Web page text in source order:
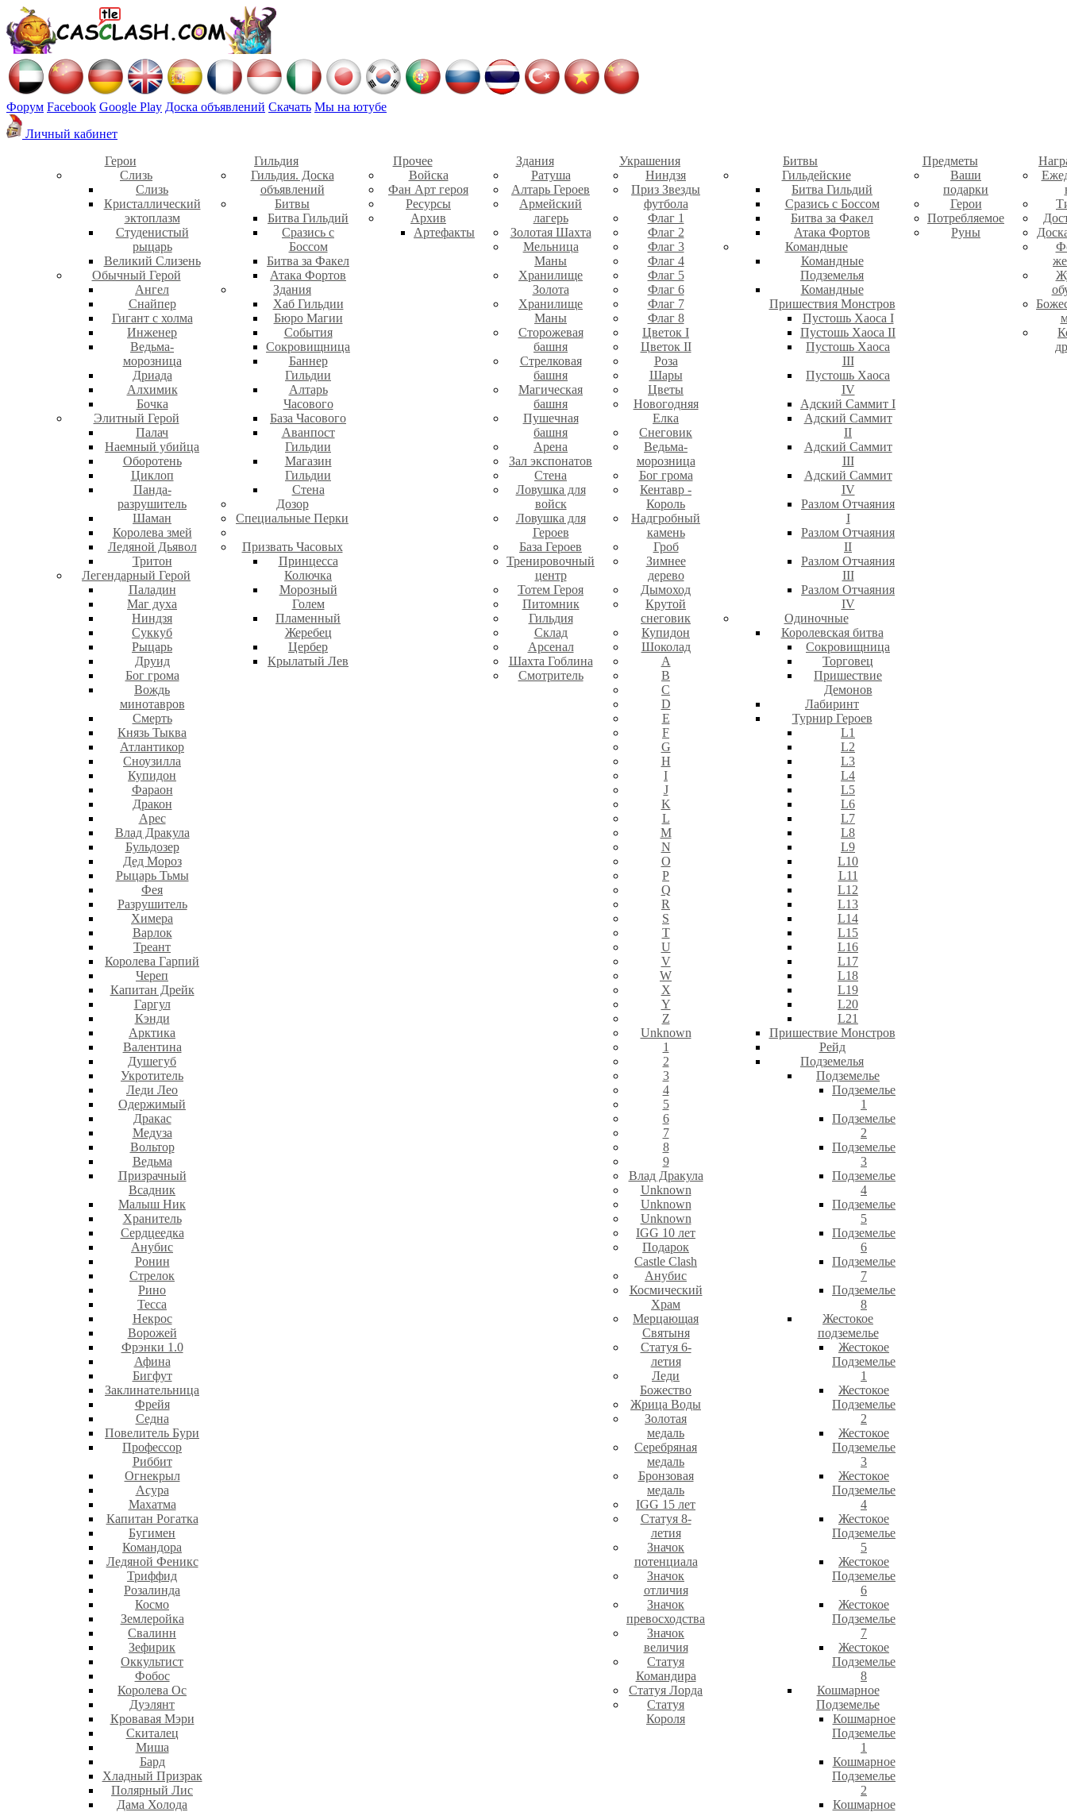
Форум Facebook Google Play Доска объявлений Скачать Мы на ютубе
Личный кабинет
Герои
Слизь
Слизь
Кристаллический
эктоплазм
Студенистый
рыцарь
Великий Слизень
Обычный Герой
Ангел
Снайпер
Гигант с холма
Инженер
Ведьма-
морозница
Дриада
Алхимик
Бочка
Элитный Герой
Палач
Наемный убийца
Оборотень
Циклоп
Панда-
разрушитель
Шаман
Королева змей
Ледяной Дьявол
Тритон
Легендарный Герой
Паладин
Маг духа
Ниндзя
Суккуб
Рыцарь
Друид
Бог грома
Вождь
минотавров
Смерть
Князь Тыква
Атлантикор
Сноузилла
Купидон
Фараон
Дракон
Арес
Влад Дракула
Бульдозер
Дед Мороз
Рыцарь Тьмы
Фея
Разрушитель
Химера
Варлок
Треант
Королева Гарпий
Череп
Капитан Дрейк
Гаргул
Кэнди
Арктика
Валентина
Душегуб
Укротитель
Леди Лео
Одержимый
Дракас
Медуза
Вольтор
Ведьма
Призрачный
Всадник
Малыш Ник
Хранитель
Сердцеедка
Анубис
Ронин
Стрелок
Рино
Тесса
Некрос
Ворожей
Фрэнки 1.0
Афина
Бигфут
Заклинательница
Фрейя
Седна
Повелитель Бури
Профеcсор
Риббит
Огнекрыл
Асура
Махатма
Капитан Рогатка
Бугимен
Командора
Ледяной Феникс
Триффид
Розалинда
Космо
Землеройка
Свалинн
Зефирик
Оккультист
Фобос
Королева Ос
Дуэлянт
Кровавая Мэри
Скиталец
Миша
Бард
Хладный Призрак
Полярный Лис
Дама Холода
Гильдия
Гильдия. Доска
объявлений
Битвы
Битва Гильдий
Сразись с
Боссом
Битва за Факел
Атака Фортов
Здания
Хаб Гильдии
Бюро Магии
События
Сокровищница
Баннер
Гильдии
Алтарь
Часового
База Часового
Аванпост
Гильдии
Магазин
Гильдии
Стена
Дозор
Специальные Перки
Призвать Часовых
Принцесса
Колючка
Морозный
Голем
Пламенный
Жеребец
Цербер
Крылатый Лев
Прочее
Войска
Фан Арт героя
Ресурсы
Архив
Артефакты
Здания
Ратуша
Алтарь Героев
Армейский
лагерь
Золотая Шахта
Мельница
Маны
Хранилище
Золота
Хранилище
Маны
Сторожевая
башня
Стрелковая
башня
Магическая
башня
Пушечная
башня
Арена
Зал экспонатов
Стена
Ловушка для
войск
Ловушка для
Героев
База Героев
Тренировочный
центр
Тотем Героя
Питомник
Гильдия
Склад
Арсенал
Шахта Гоблина
Смотритель
Украшения
Ниндзя
Приз Звезды
футбола
Флаг 1
Флаг 2
Флаг 3
Флаг 4
Флаг 5
Флаг 6
Флаг 7
Флаг 8
Цветок I
Цветок II
Роза
Шары
Цветы
Новогодняя
Елка
Снеговик
Ведьма-
морозница
Бог грома
Кентавр -
Король
Надгробный
камень
Гроб
Зимнее
дерево
Дымоход
Крутой
снеговик
Купидон
Шоколад
A
B
C
D
E
F
G
H
I
J
K
L
M
N
O
P
Q
R
S
T
U
V
W
X
Y
Z
Unknown
1
2
3
4
5
6
7
8
9
Влад Дракула
Unknown
Unknown
Unknown
IGG 10 лет
Подарок
Castle Clash
Анубис
Космический
Храм
Мерцающая
Святыня
Статуя 6-
летия
Леди
Божество
Жрица Воды
Золотая
медаль
Серебряная
медаль
Бронзовая
медаль
IGG 15 лет
Статуя 8-
летия
Значок
потенциала
Значок
отличия
Значок
превосходства
Значок
величия
Статуя
Командира
Статуя Лорда
Статуя
Короля
Битвы
Гильдейские
Битва Гильдий
Сразись с Боссом
Битва за Факел
Атака Фортов
Командные
Командные
Подземелья
Командные
Пришествия Монстров
Пустошь Хаоса I
Пустошь Хаоса II
Пустошь Хаоса
III
Пустошь Хаоса
IV
Адский Саммит I
Адский Саммит
II
Адский Саммит
III
Адский Саммит
IV
Разлом Отчаяния
I
Разлом Отчаяния
II
Разлом Отчаяния
III
Разлом Отчаяния
IV
Одиночные
Королевская битва
Сокровищница
Торговец
Пришествие
Демонов
Лабиринт
Турнир Героев
L1
L2
L3
L4
L5
L6
L7
L8
L9
L10
L11
L12
L13
L14
L15
L16
L17
L18
L19
L20
L21
Пришествие Монстров
Рейд
Подземелья
Подземелье
Подземелье
1
Подземелье
2
Подземелье
3
Подземелье
4
Подземелье
5
Подземелье
6
Подземелье
7
Подземелье
8
Жестокое
подземелье
Жестокое
Подземелье
1
Жестокое
Подземелье
2
Жестокое
Подземелье
3
Жестокое
Подземелье
4
Жестокое
Подземелье
5
Жестокое
Подземелье
6
Жестокое
Подземелье
7
Жестокое
Подземелье
8
Кошмарное
Подземелье
Кошмарное
Подземелье
1
Кошмарное
Подземелье
2
Кошмарное
Предметы
Ваши
подарки
Герои
Потребляемое
Руны